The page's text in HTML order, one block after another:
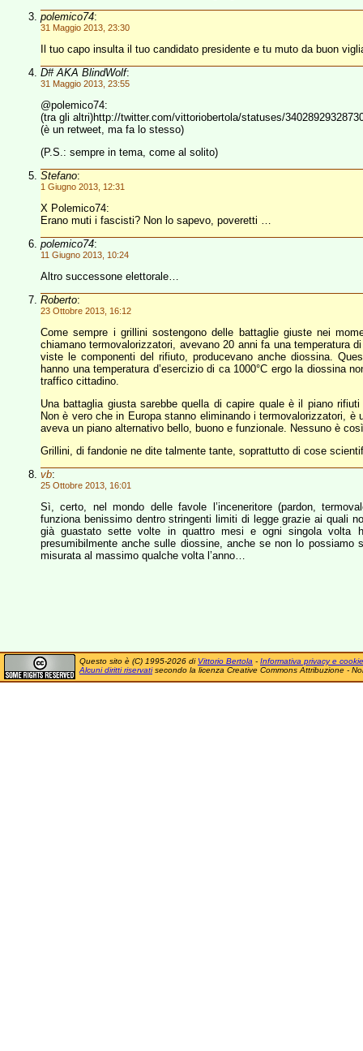
polemico74:
31 Maggio 2013, 23:30
Il tuo capo insulta il tuo candidato presidente e tu muto da buon
D# AKA BlindWolf:
31 Maggio 2013, 23:55
@polemico74:
(tra gli altri)http://twitter.com/vittoriobertola/statuses/
(è un retweet, ma fa lo stesso)
(P.S.: sempre in tema, come al solito)
Stefano:
1 Giugno 2013, 12:31
X Polemico74:
Erano muti i fascisti? Non lo sapevo, poveretti …
polemico74:
11 Giugno 2013, 10:24
Altro successone elettorale…
Roberto:
23 Ottobre 2013, 16:12
Come sempre i grillini sostengono delle battaglie giuste nei
chiamano termovalorizzatori, avevano 20 anni fa una temperatura
viste le componenti del rifiuto, producevano anche diossina.
hanno una temperatura d’esercizio di ca 1000°C ergo la diossina
traffico cittadino.
Una battaglia giusta sarebbe quella di capire quale è il piano
Non è vero che in Europa stanno eliminando i termovalorizzatori,
aveva un piano alternativo bello, buono e funzionale. Nessuno è
Grillini, di fandonie ne dite talmente tante, soprattutto di cose
vb:
25 Ottobre 2013, 16:01
Sì, certo, nel mondo delle favole l’inceneritore (pardon,
funziona benissimo dentro stringenti limiti di legge grazie ai quali
già guastato sette volte in quattro mesi e ogni singola volta
presumibilmente anche sulle diossine, anche se non lo possiamo
misurata al massimo qualche volta l’anno…
Questo sito è (C) 1995-2026 di Vittorio Bertola - Informativa privacy e cookie
Alcuni diritti riservatisecondo la licenza Creative Commons Attribuzione -